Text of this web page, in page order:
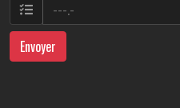
Envoyer